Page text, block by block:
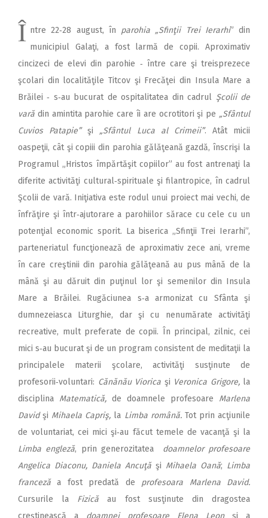
Î ntre 22‑28 august, în parohia „Sfinţii Trei Ierarhi” din
municipiul Galaţi, a fost larmă de copii. Aproximativ
cincizeci de elevi din parohie ‑ între care şi treisprezece
şcolari din localităţile Titcov şi Frecăţei din Insula Mare a
Brăilei ‑ s‑au bucurat de ospitalitatea din cadrul Şcolii de
varădin amintita parohie care îi are ocrotitori şi pe „Sfântul
Cuvios Patapie”şi „Sfântul Luca al Crimeii”. Atât micii
oaspeţii, cât şi copiii din parohia gălăţeană gazdă, înscrişi la
Programul „Hristos împărtăşit copiilor” au fost antrenaţi la
diferite activităţi cultural‑spirituale şi filantropice, în cadrul
Şcolii de vară. Iniţiativa este rodul unui pro­iect mai vechi, de
înfrăţire şi într‑ajutorare a parohiilor sărace cu cele cu un
po­tenţial economic sporit. La biserica „Sfinţii Trei Ierarhi”,
parteneriatul funcţionează de aproximativ zece ani, vreme
în care creştinii din parohia gălăţeană au pus mână de la
mână şi au dăruit din puţinul lor şi semenilor din Insula
Mare a Brăilei. Rugăciunea s‑a armonizat cu Sfânta şi
dumnezeiasca Liturghie, dar şi cu nenumărate activităţi
recreative, mult preferate de copii. În principal, zilnic, cei
mici s‑au bucurat şi de un program consistent de meditaţii la
principalele materii şcolare, activi­tăţi susţinute de
profesorii‑volun­tari: Cănănău Viorica şi Veronica Grigore,la
disciplina Matematică, de doamnele profesoare Marlena
Davidşi Mihaela Capriş, la Limba română.Tot prin acţiunile
de vo­luntariat, cei mici şi‑au făcut temele de vacanţă şi la
Limba engleză, prin generozitatea doamnelor profesoare
Angelica Diaconu, Daniela Ancuţă şi Mihaela Oană; Limba
francezăa fost predată de profesoara Marlena David.
Cursurile la Fizicăau fost susţinute din dragostea